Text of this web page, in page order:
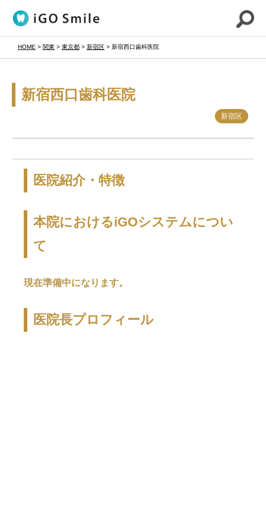
HOME > 関東 > 東京都 > 新宿区 > 新宿西口歯科医院
新宿西口歯科医院
新宿区
1/0
医院紹介・特徴
本院におけるiGOシステムについ
て
現在準備中になります。
医院長プロフィール